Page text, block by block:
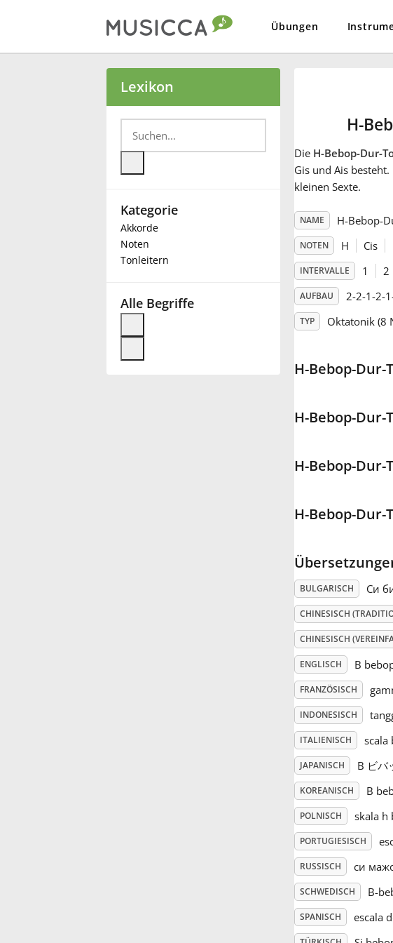
Übungen
Български
Deutsch
Español
Français
Lexikon
Kategorie
Akkorde
Noten
Tonleitern
Alle Begriffe
H-
Die H-Bebop-Dur-
Gis und Ais
kleinen Sexte.
NAME H-Bebop-
NOTEN H Cis
INTERVALLE 1 2
AUFBAU 2-2-1-2-
TYP Oktatonik (8
H-Bebop-
H-Bebop-
H-Bebop-
H-Bebop-
BULGARISCH Си
CHINESISCH
CHINESISCH
ENGLISCH B
FRANZÖSISCH
INDONESISCH
ITALIENISCH scala
JAPANISCH B ビバ
KOREANISCH B
POLNISCH skala h
PORTUGIESISCH
RUSSISCH си
SCHWEDISCH B-
SPANISCH escala